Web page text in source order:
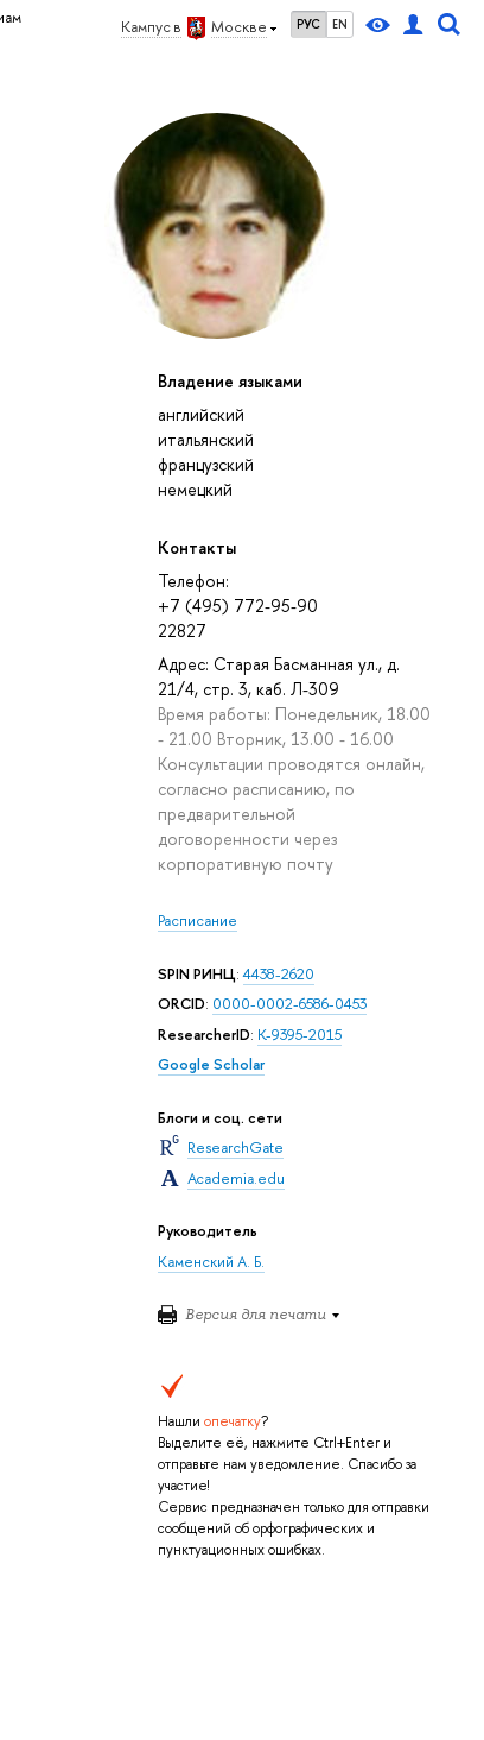
Кампус в Москве РУС EN
Владение языками
английский
итальянский
французский
немецкий
Контакты
Телефон:
+7 (495) 772-95-90
22827
Адрес: Старая Басманная ул., д.
21/4, стр. 3, каб. Л-309
Время работы: Понедельник, 18.00
- 21.00 Вторник, 13.00 - 16.00
Консультации проводятся онлайн,
согласно расписанию, по
предварительной
договоренности через
корпоративную почту
Расписание
SPIN РИНЦ:4438-2620
ORCID: 0000-0002-6586-0453
ResearcherID: K-9395-2015
Google Scholar
Блоги и соц. сети
ResearchGate
Academia.edu
Руководитель
Каменский А. Б.
Версия для печати
Нашли опечатку?
Выделите её, нажмите Ctrl+Enter и
отправьте нам уведомление. Спасибо за
участие!
Сервис предназначен только для отправки
сообщений об орфографических и
пунктуационных ошибках.